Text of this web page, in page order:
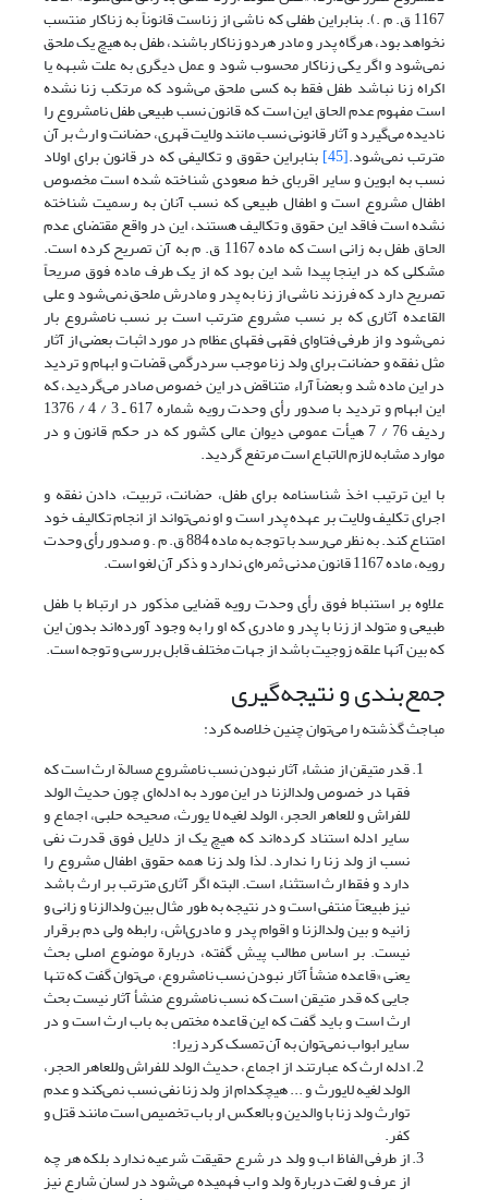
1167 ق. م .). بنابراین طفلی که ناشی از زناست قانوناً به زناکار منتسب
نخواهد بود، هرگاه پدر و مادر هردو زناکار باشند، طفل به هیچ یک ملحق
نمی‌شود و اگر یکی زناکار محسوب شود و عمل دیگری به علت شبهه یا
اکراه زنا نباشد طفل فقط به کسی ملحق می‌شود که مرتکب زنا نشده
است مفهوم عدم الحاق این است که قانون نسب طبیعی طفل نامشروع را
نادیده می‌گیرد و آثار قانونی نسب مانند ولایت قهری، حضانت و ارث بر آن
مترتب نمی‌شود.[45] بنابراین حقوق و تکالیفی که در قانون برای اولاد
نسب به ابوین و سایر اقربای خط صعودی شناخته شده است مخصوص
اطفال مشروع است و اطفال طبیعی که نسب آنان به رسمیت شناخته
نشده است فاقد این حقوق و تکالیف هستند، این در واقع مقتضای عدم
الحاق طفل به زانی است که ماده 1167 ق. م به آن تصریح کرده است.
مشکلی که در اینجا پیدا شد این بود که از یک طرف ماده فوق صریحاً
تصریح دارد که فرزند ناشی از زنا به پدر و مادرش ملحق نمی‌شود و علی
القاعده آثاری که بر نسب مشروع مترتب است بر نسب نامشروع بار
نمی‌شود و از طرفی فتاوای فقهی فقهای عظام در مورد اثبات بعضی از آثار
مثل نفقه و حضانت برای ولد زنا موجب سردرگمی قضات و ابهام و تردید
در این ماده شد و بعضاً آراء متناقض در این خصوص صادر می‌گردید، که
این ابهام و تردید با صدور رأی وحدت رویه شماره 617 ـ 3 / 4 / 1376
ردیف 76 / 7 هیأت عمومی دیوان عالی کشور که در حکم قانون و در
موارد مشابه لازم الاتباع است مرتفع گردید.
با این ترتیب اخذ شناسنامه برای طفل، حضانت، تربیت، دادن نفقه و
اجرای تکلیف ولایت بر عهده پدر است و او نمی‌تواند از انجام تکالیف خود
امتناع کند. به نظر می‌رسد با توجه به ماده 884 ق. م . و صدور رأی وحدت
رویه، ماده 1167 قانون مدنی ثمره‌ای ندارد و ذکر آن لغو است.
علاوه بر استنباط فوق رأی وحدت رویه قضایی مذکور در ارتباط با طفل
طبیعی و متولد از زنا با پدر و مادری که او را به وجود آورده‌اند بدون این
که بین آنها علقه زوجیت باشد از جهات مختلف قابل بررسی و توجه است.
جمع‌بندی و نتیجه‌گیری
مباجث گذشته را می‌توان چنین خلاصه کرد:
قدر متیقن از منشاء آثار نبودن نسب نامشروع مسالة ارث است که
فقها در خصوص ولدالزنا در این مورد به ادله‌ای چون حدیث الولد
للفراش و للعاهر الحجر، الولد لغیه لا یورث، صحیحه حلبی، اجماع و
سایر ادله استناد کرده‌اند که هیچ یک از دلایل فوق قدرت نفی
نسب از ولد زنا را ندارد. لذا ولد زنا همه حقوق اطفال مشروع را
دارد و فقط ارث استثناء است. البته اگر آثاری مترتب بر ارث باشد
نیز طبیعتاً منتفی است و در نتیجه به طور مثال بین ولدالزنا و زانی و
زانیه و بین ولدالزنا و اقوام پدر و مادری‌اش، رابطه ولی دم برقرار
نیست. بر اساس مطالب پیش گفته، دربارة موضوع اصلی بحث
یعنی «قاعده منشأ آثار نبودن نسب نامشروع، می‌توان گفت که تنها
جایی که قدر متیقن است که نسب نامشروع منشأ آثار نیست بحث
ارث است و باید گفت که این قاعده مختص به باب ارث است و در
سایر ابواب نمی‌توان به آن تمسک کرد زیرا:
ادله ارث که عبارتند از اجماع، ‌حدیث الولد للفراش وللعاهر الحجر،
الولد لغیه لایورث و ... هیچکدام از ولد زنا نفی نسب نمی‌کند و عدم
توارث ولد زنا با والدین و بالعکس ار باب تخصیص است مانند قتل و
کفر.
از طرفی الفاظ اب و ولد در شرع حقیقت شرعیه ندارد بلکه هر چه
از عرف و لغت دربارة ولد و اب فهمیده می‌شود در لسان شارع نیز